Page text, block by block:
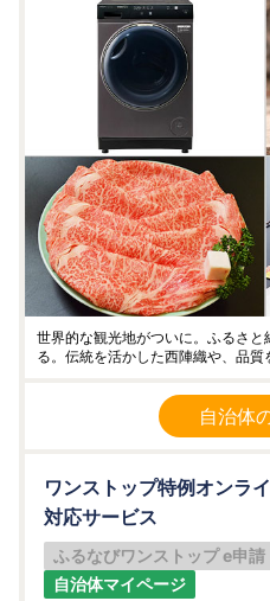
世界的な観光地がついに。ふるさ
る。伝統を活かした西陣織や、品質
自治体
ワンストップ特例オンラ
対応サービス
ふるなびワンストップ e申請
自治体マイページ